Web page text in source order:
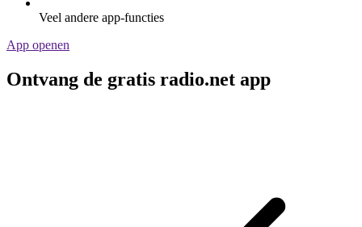
Veel andere app-functies
App openen
Ontvang de gratis radio.net app